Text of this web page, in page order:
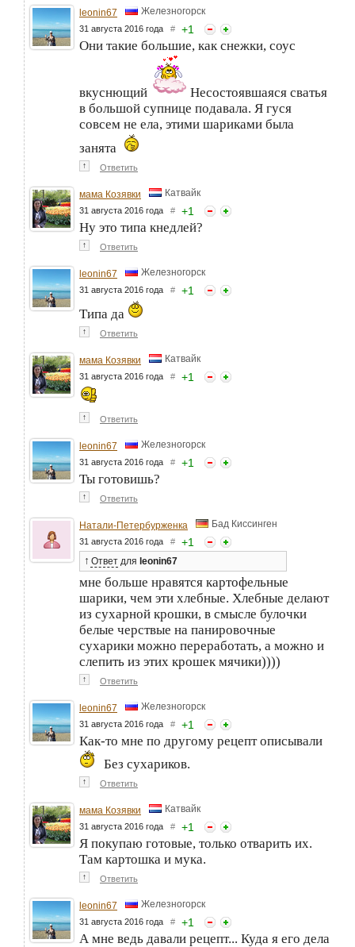
leonin67 Железногорск
31 августа 2016 года # +1
Они такие большие, как снежки, соус
вкуснющий
Несостоявшаяся сватья
в большой супнице подавала. Я гуся
совсем не ела, этими шариками была
занята
↑ Ответить
мама Козявки Катвайк
31 августа 2016 года # +1
Ну это типа кнедлей?
↑ Ответить
leonin67 Железногорск
31 августа 2016 года # +1
Типа да
↑ Ответить
мама Козявки Катвайк
31 августа 2016 года # +1
↑ Ответить
leonin67 Железногорск
31 августа 2016 года # +1
Ты готовишь?
↑ Ответить
Натали-Петербурженка Бад Киссинген
31 августа 2016 года # +1
↑ Ответ для leonin67
мне больше нравятся картофельные
шарики, чем эти хлебные. Хлебные делают
из сухарной крошки, в смысле булочки
белые черствые на панировочные
сухарики можно переработать, а можно и
слепить из этих крошек мячики))))
↑ Ответить
leonin67 Железногорск
31 августа 2016 года # +1
Как-то мне по другому рецепт описывали
Без сухариков.
↑ Ответить
мама Козявки Катвайк
31 августа 2016 года # +1
Я покупаю готовые, только отварить их.
Там картошка и мука.
↑ Ответить
leonin67 Железногорск
31 августа 2016 года # +1
А мне ведь давали рецепт... Куда я его дела